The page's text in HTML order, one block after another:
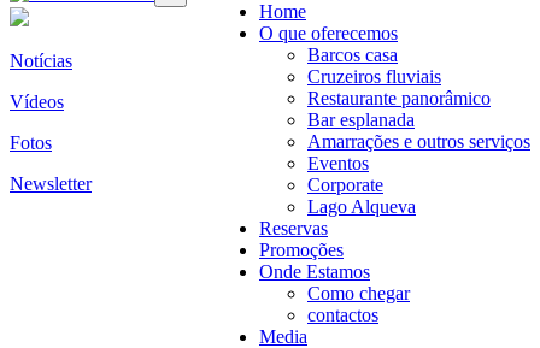
Home
O que oferecemos
Barcos casa
Cruzeiros fluviais
Restaurante panorâmico
Bar esplanada
Amarrações e outros serviços
Eventos
Corporate
Lago Alqueva
Reservas
Promoções
Onde Estamos
Como chegar
contactos
Media
Notícias
Vídeos
Fotos
Newsletter